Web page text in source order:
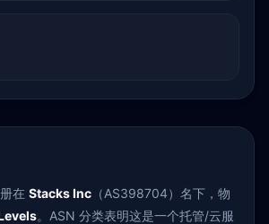
在 Stacks Inc （AS398704）名下，物
。ASN 分类表明这是一个托管/云服